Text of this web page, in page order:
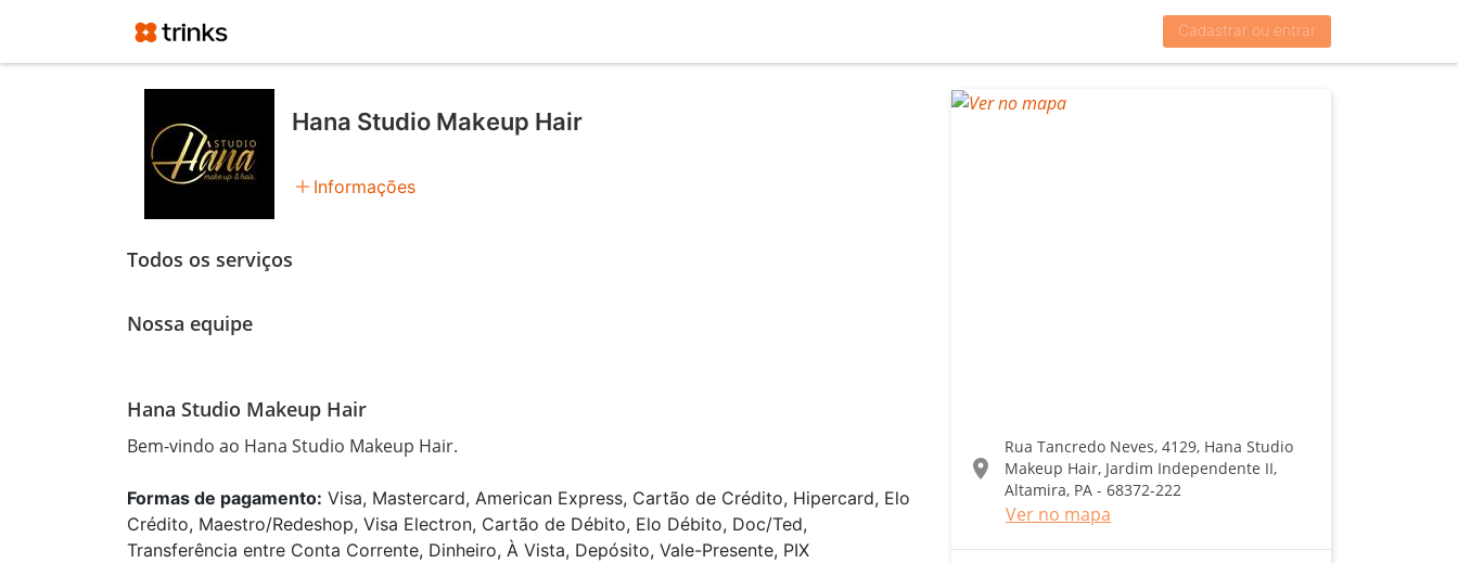
Cadastrar ou entrar
Hana Studio Makeup Hair
add Informações
Todos os serviços
Nossa equipe
Hana Studio Makeup Hair
Bem-vindo ao Hana Studio Makeup Hair.
Formas de pagamento: Visa, Mastercard, American Express, Cartão de Crédito, Hipercard, Elo
Crédito, Maestro/Redeshop, Visa Electron, Cartão de Débito, Elo Débito, Doc/Ted,
Transferência entre Conta Corrente, Dinheiro, À Vista, Depósito, Vale-Presente, PIX
location_on
Rua Tancredo Neves, 4129, Hana Studio
Makeup Hair, Jardim Independente II,
Altamira, PA - 68372-222
Ver no mapa